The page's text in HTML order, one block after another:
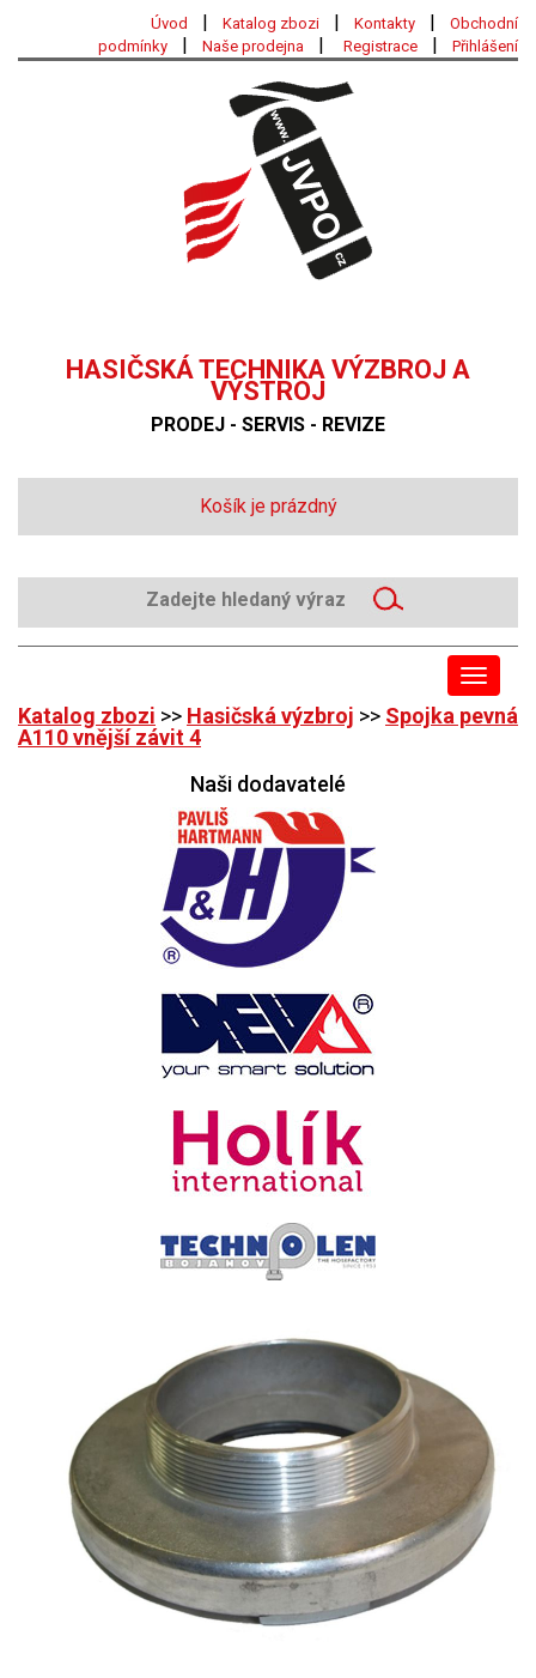
Úvod | Katalog zbozi | Kontakty |
Obchodní
podmínky
| Naše prodejna | Registrace | Přihlášení
HASIČSKÁ TECHNIKA VÝZBROJ A
VÝSTROJ
PRODEJ - SERVIS - REVIZE
Košík je prázdný
Toggle
Katalog zbozi >> Hasičská výzbroj >> Spojka pevná
A110 vnější závit 4
Naši dodavatelé